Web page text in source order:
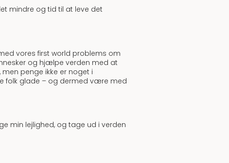
mindre og tid til at leve det
vores first world problems om
og hjælpe verden med at
penge ikke er noget i
folk glade – og dermed være med
min lejlighed, og tage ud i verden